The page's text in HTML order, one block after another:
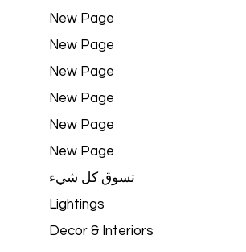
New Page
New Page
New Page
New Page
New Page
New Page
تسوق كل شيء
Lightings
Decor & Interiors